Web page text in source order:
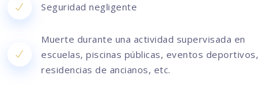
Seguridad negligente
Muerte durante una actividad supervisada en
escuelas, piscinas públicas, eventos deportivos,
residencias de ancianos, etc.